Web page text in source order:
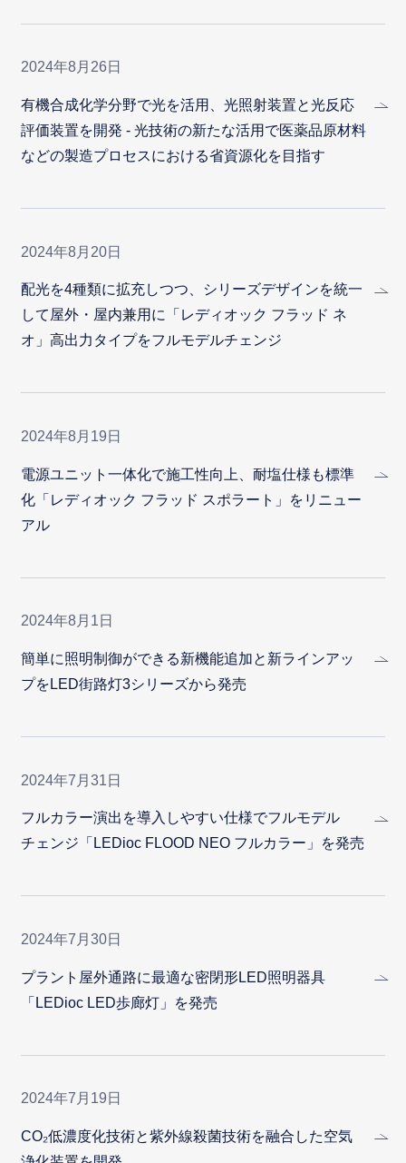
2024年8月26日
有機合成化学分野で光を活用、光照射装置と光反応
評価装置を開発 - 光技術の新たな活用で医薬品原材料
などの製造プロセスにおける省資源化を目指す
2024年8月20日
配光を4種類に拡充しつつ、シリーズデザインを統一
して屋外・屋内兼用に「レディオック フラッド ネ
オ」高出力タイプをフルモデルチェンジ
2024年8月19日
電源ユニット一体化で施工性向上、耐塩仕様も標準
化「レディオック フラッド スポラート」をリニュー
アル
2024年8月1日
簡単に照明制御ができる新機能追加と新ラインアッ
プをLED街路灯3シリーズから発売
2024年7月31日
フルカラー演出を導入しやすい仕様でフルモデル
チェンジ「LEDioc FLOOD NEO フルカラー」を発売
2024年7月30日
プラント屋外通路に最適な密閉形LED照明器具
「LEDioc LED歩廊灯」を発売
2024年7月19日
CO₂低濃度化技術と紫外線殺菌技術を融合した空気